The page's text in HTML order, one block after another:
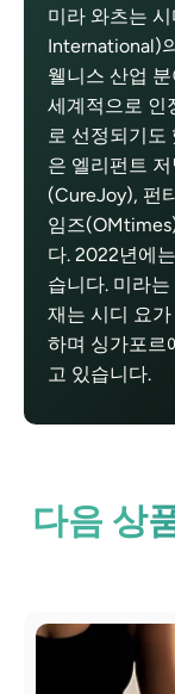
미라 와츠는
International)
웰니스 산업
세계적으로 인
로 선정되기도
은 엘리펀트
(CureJoy), 펀
임즈
다. 2022년에
습니다. 미라
재는 시디 요
하며 싱가포르
고 있습니다.
다음 상